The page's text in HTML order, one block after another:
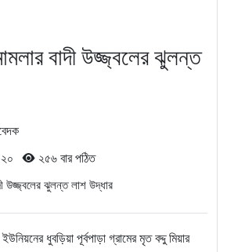
বাদী উজ্জ্বলের ঝুলন্ত
২৫৬ বার পঠিত
ধুবড়িয়া পূর্বপাড়া গ্রামের মৃত বদ্দু মিয়ার